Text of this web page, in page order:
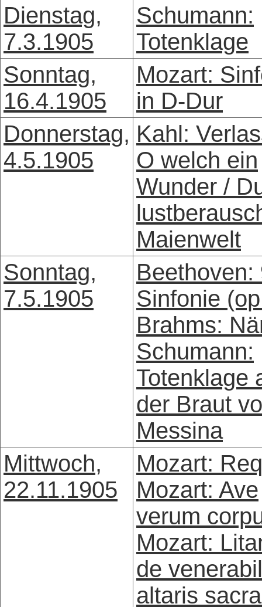
Dienstag,
7.3.1905
Schumann:
Totenklage
Sonntag,
16.4.1905
Mozart:
in D-Dur
Donnerstag,
4.5.1905
Kahl:
O welch ein
Wunder /
Maienwelt
Sonntag,
7.5.1905
Beethoven:
Sinfonie
Brahms:
Schumann:
Totenklage
der Braut
Messina
Mittwoch,
22.11.1905
Mozart:
Mozart: Ave
verum
Mozart:
de
altaris